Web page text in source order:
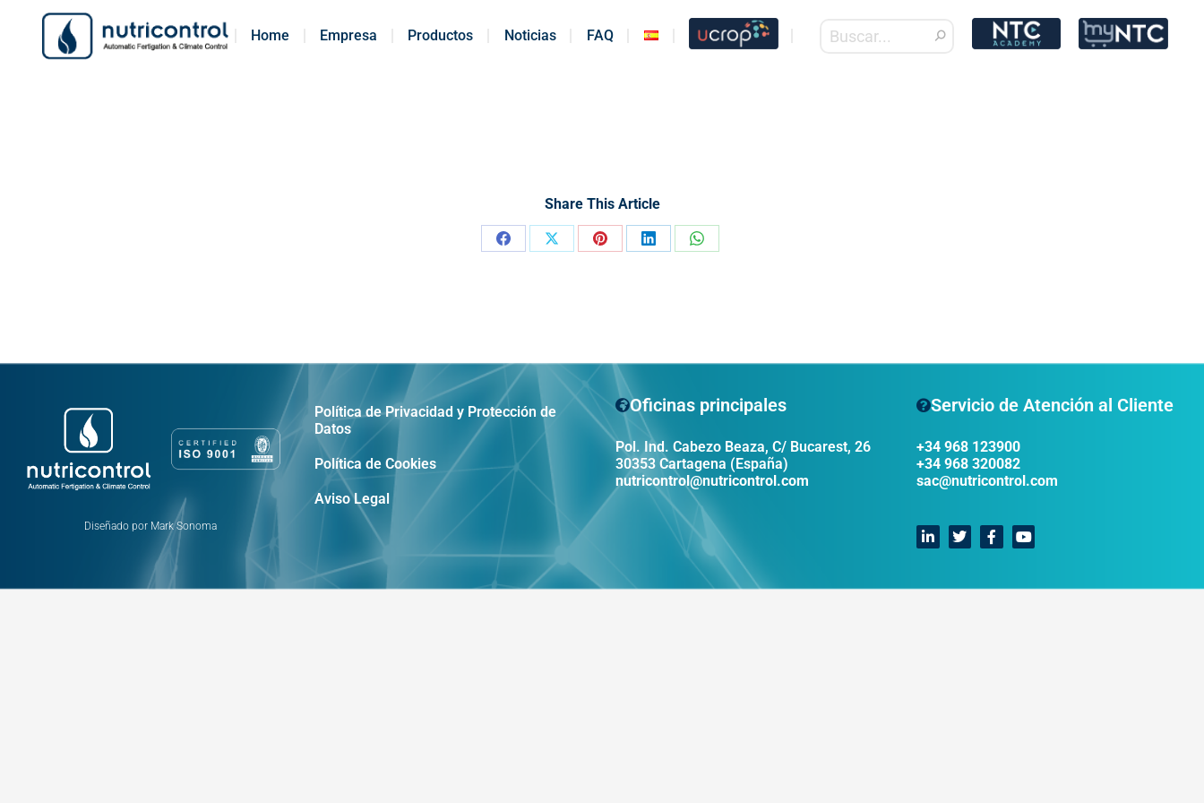
Home Empresa Productos Noticias FAQ
Share This Article
Diseñado por Mark Sonoma
Política de Privacidad y Protección de
Datos
Política de Cookies
Aviso Legal
Oficinas principales
Pol. Ind. Cabezo Beaza, C/ Bucarest, 26
30353 Cartagena (España)
nutricontrol@nutricontrol.com
Servicio de Atención al Cliente
+34 968 123900
+34 968 320082
sac@nutricontrol.com
Home Empresa Productos Noticias FAQ